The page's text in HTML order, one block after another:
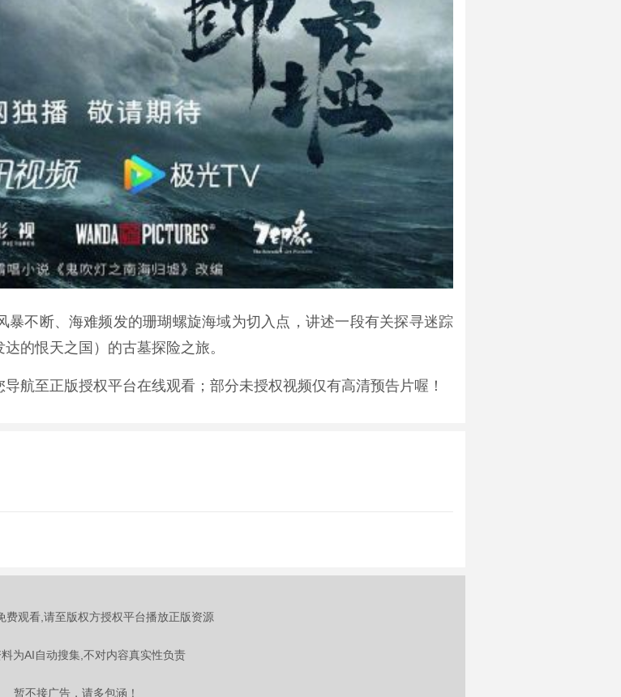
暴不断、海难频发的珊瑚螺旋海域为切入点，讲述一段有关探寻迷踪
的恨天之国）的古墓探险之旅。
航至正版授权平台在线观看；部分未授权视频仅有高清预告片喔！
费观看,请至版权方授权平台播放正版资源
为AI自动搜集,不对内容真实性负责
暂不接广告，请多包涵！